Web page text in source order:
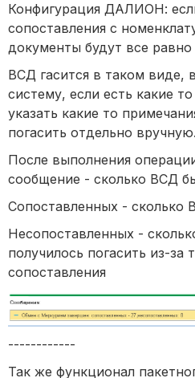
Конфигурация ДАЛИОН:
сопоставления с
документы будут все равно
ВСД гасится в таком виде,
систему, если есть какие
указать какие то
погасить отдельно вручную.
После выполнения
сообщение - сколько ВСД
Сопоставленных - сколько
Несопоставленных -
получилось погасить из-за
сопоставления
------------
Так же функционал